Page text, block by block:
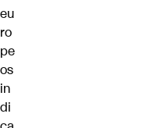
eu
ro
pe
os
in
di